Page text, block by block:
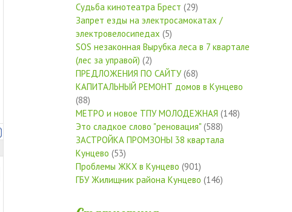
Судьба кинотеатра Брест (29)
Запрет езды на электросамокатах /
электровелосипедах (5)
SOS незаконная Вырубка леса в 7 квартале
(лес за управой) (2)
ПРЕДЛОЖЕНИЯ ПО САЙТУ(68)
КАПИТАЛЬНЫЙ РЕМОНТ домов в Кунцево
(88)
МЕТРО и новое ТПУ МОЛОДЕЖНАЯ (148)
Это сладкое слово "реновация"(588)
ЗАСТРОЙКА ПРОМЗОНЫ 38 квартала
Кунцево (53)
Проблемы ЖКХ в Кунцево (901)
ГБУ Жилищник района Кунцево (146)